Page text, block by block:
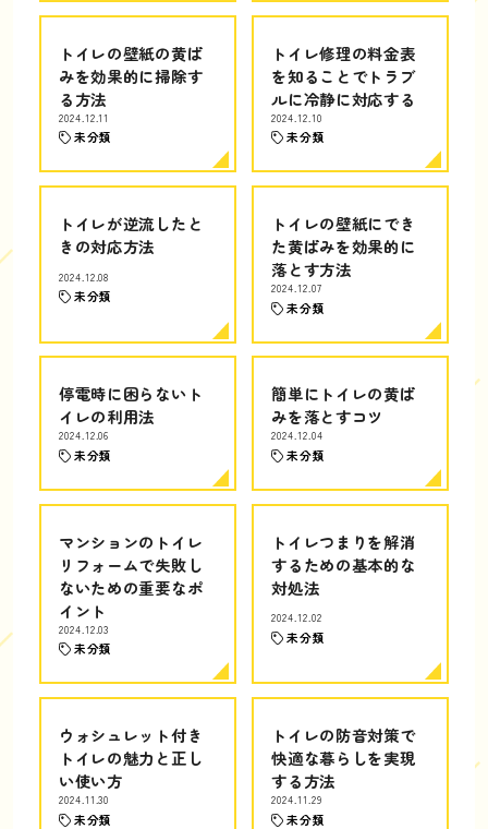
トイレの壁紙の黄ば
みを効果的に掃除す
る方法
2024.12.11
未分類
トイレ修理の料金表
を知ることでトラブ
ルに冷静に対応する
2024.12.10
未分類
トイレが逆流したと
きの対応方法
2024.12.08
未分類
トイレの壁紙にでき
た黄ばみを効果的に
落とす方法
2024.12.07
未分類
停電時に困らないト
イレの利用法
2024.12.06
未分類
簡単にトイレの黄ば
みを落とすコツ
2024.12.04
未分類
マンションのトイレ
リフォームで失敗し
ないための重要なポ
イント
2024.12.03
未分類
トイレつまりを解消
するための基本的な
対処法
2024.12.02
未分類
ウォシュレット付き
トイレの魅力と正し
い使い方
2024.11.30
未分類
トイレの防音対策で
快適な暮らしを実現
する方法
2024.11.29
未分類